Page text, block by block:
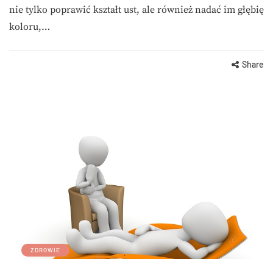
nie tylko poprawić kształt ust, ale również nadać im głębię
koloru,…
Share
ZDROWIE